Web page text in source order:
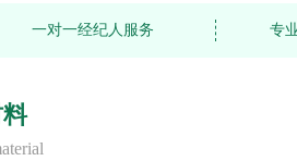
一对一经纪人服务 专